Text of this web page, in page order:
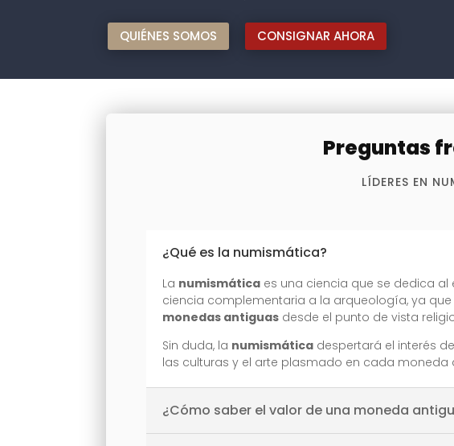
QUIÉNES SOMOS CONSIGNAR AHORA
Preguntas
LÍDERES EN
¿Qué es la numismática?
La numismática es una ciencia que se dedica
ciencia complementaria a la arqueología, ya
monedas antiguas desde el punto de vista
Sin duda, la numismática despertará el interés
las culturas y el arte plasmado en cada
¿Cómo saber el valor de una moneda